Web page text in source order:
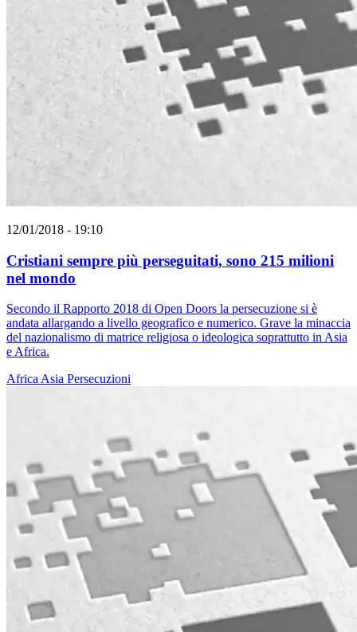
12/01/2018 - 19:10
Cristiani sempre più perseguitati, sono 215 milioni
nel mondo
Secondo il Rapporto 2018 di Open Doors la persecuzione si è
andata allargando a livello geografico e numerico. Grave la minaccia
del nazionalismo di matrice religiosa o ideologica soprattutto in Asia
e Africa.
AfricaAsia Persecuzioni